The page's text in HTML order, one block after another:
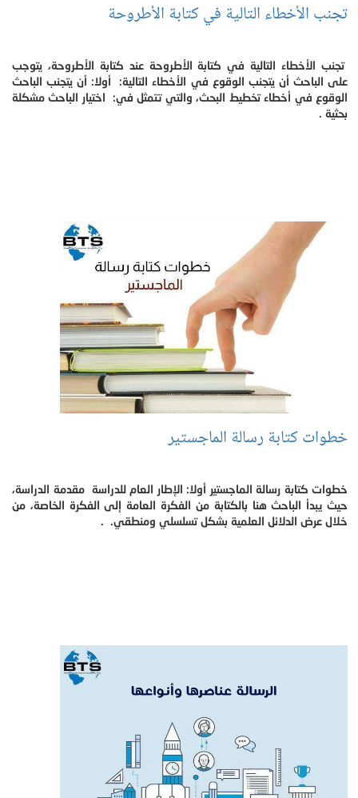
تجنب الأخطاء التالية في كتابة الأطروحة
تجنب الأخطاء التالية في كتابة الأطروحة عند كتابة الأطروحة، يتوجب
على الباحث أن يتجنب الوقوع في الأخطاء التالية: أولا: أن يتجنب الباحث
الوقوع في أخطاء تخطيط البحث، والتي تتمثل في: اختيار الباحث مشكلة
بحثية .
خطوات كتابة رسالة الماجستير
خطوات كتابة رسالة الماجستير أولا: الإطار العام للدراسة مقدمة الدراسة،
حيث يبدأ الباحث هنا بالكتابة من الفكرة العامة إلى الفكرة الخاصة، من
خلال عرض الدلائل العلمية بشكل تسلسلي ومنطقي. .